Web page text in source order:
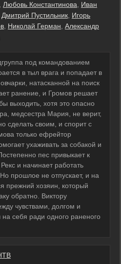
Любовь Константинова
Иван
Дмитрий Пустильник Игорь
Николай Герман Александр
под командованием
в тыл врага и попадает в
натасканной на поиск
ранение, и Громов решает
выходить, хотя это опасно
медсестра Мария, не верит,
сделать своим, и спорит с
только ефрейтор
ухаживать за собакой и
пес привыкает к
и начинает работать
прошлое не отпускает, и на
прежний хозяин, который
обратно. Виктору
чувствами, долгом и
себя ради одного раненого